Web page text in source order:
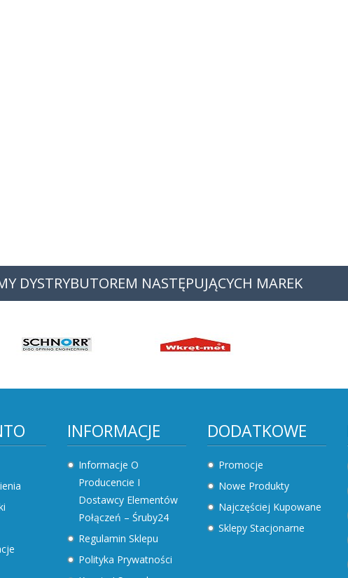
DYSTRYBUTOREM NASTĘPUJĄCYCH MAREK
INFORMACJE
Informacje O
Producencie I
Dostawcy Elementów
Połączeń – Śruby24
Regulamin Sklepu
Polityka Prywatności
DODATKOWE
Promocje
Nowe Produkty
Najczęściej Kupowane
Sklepy Stacjonarne